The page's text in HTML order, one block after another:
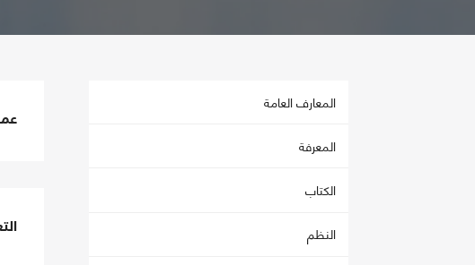
المعارف العامة
المعرفة
الكتاب
النظم